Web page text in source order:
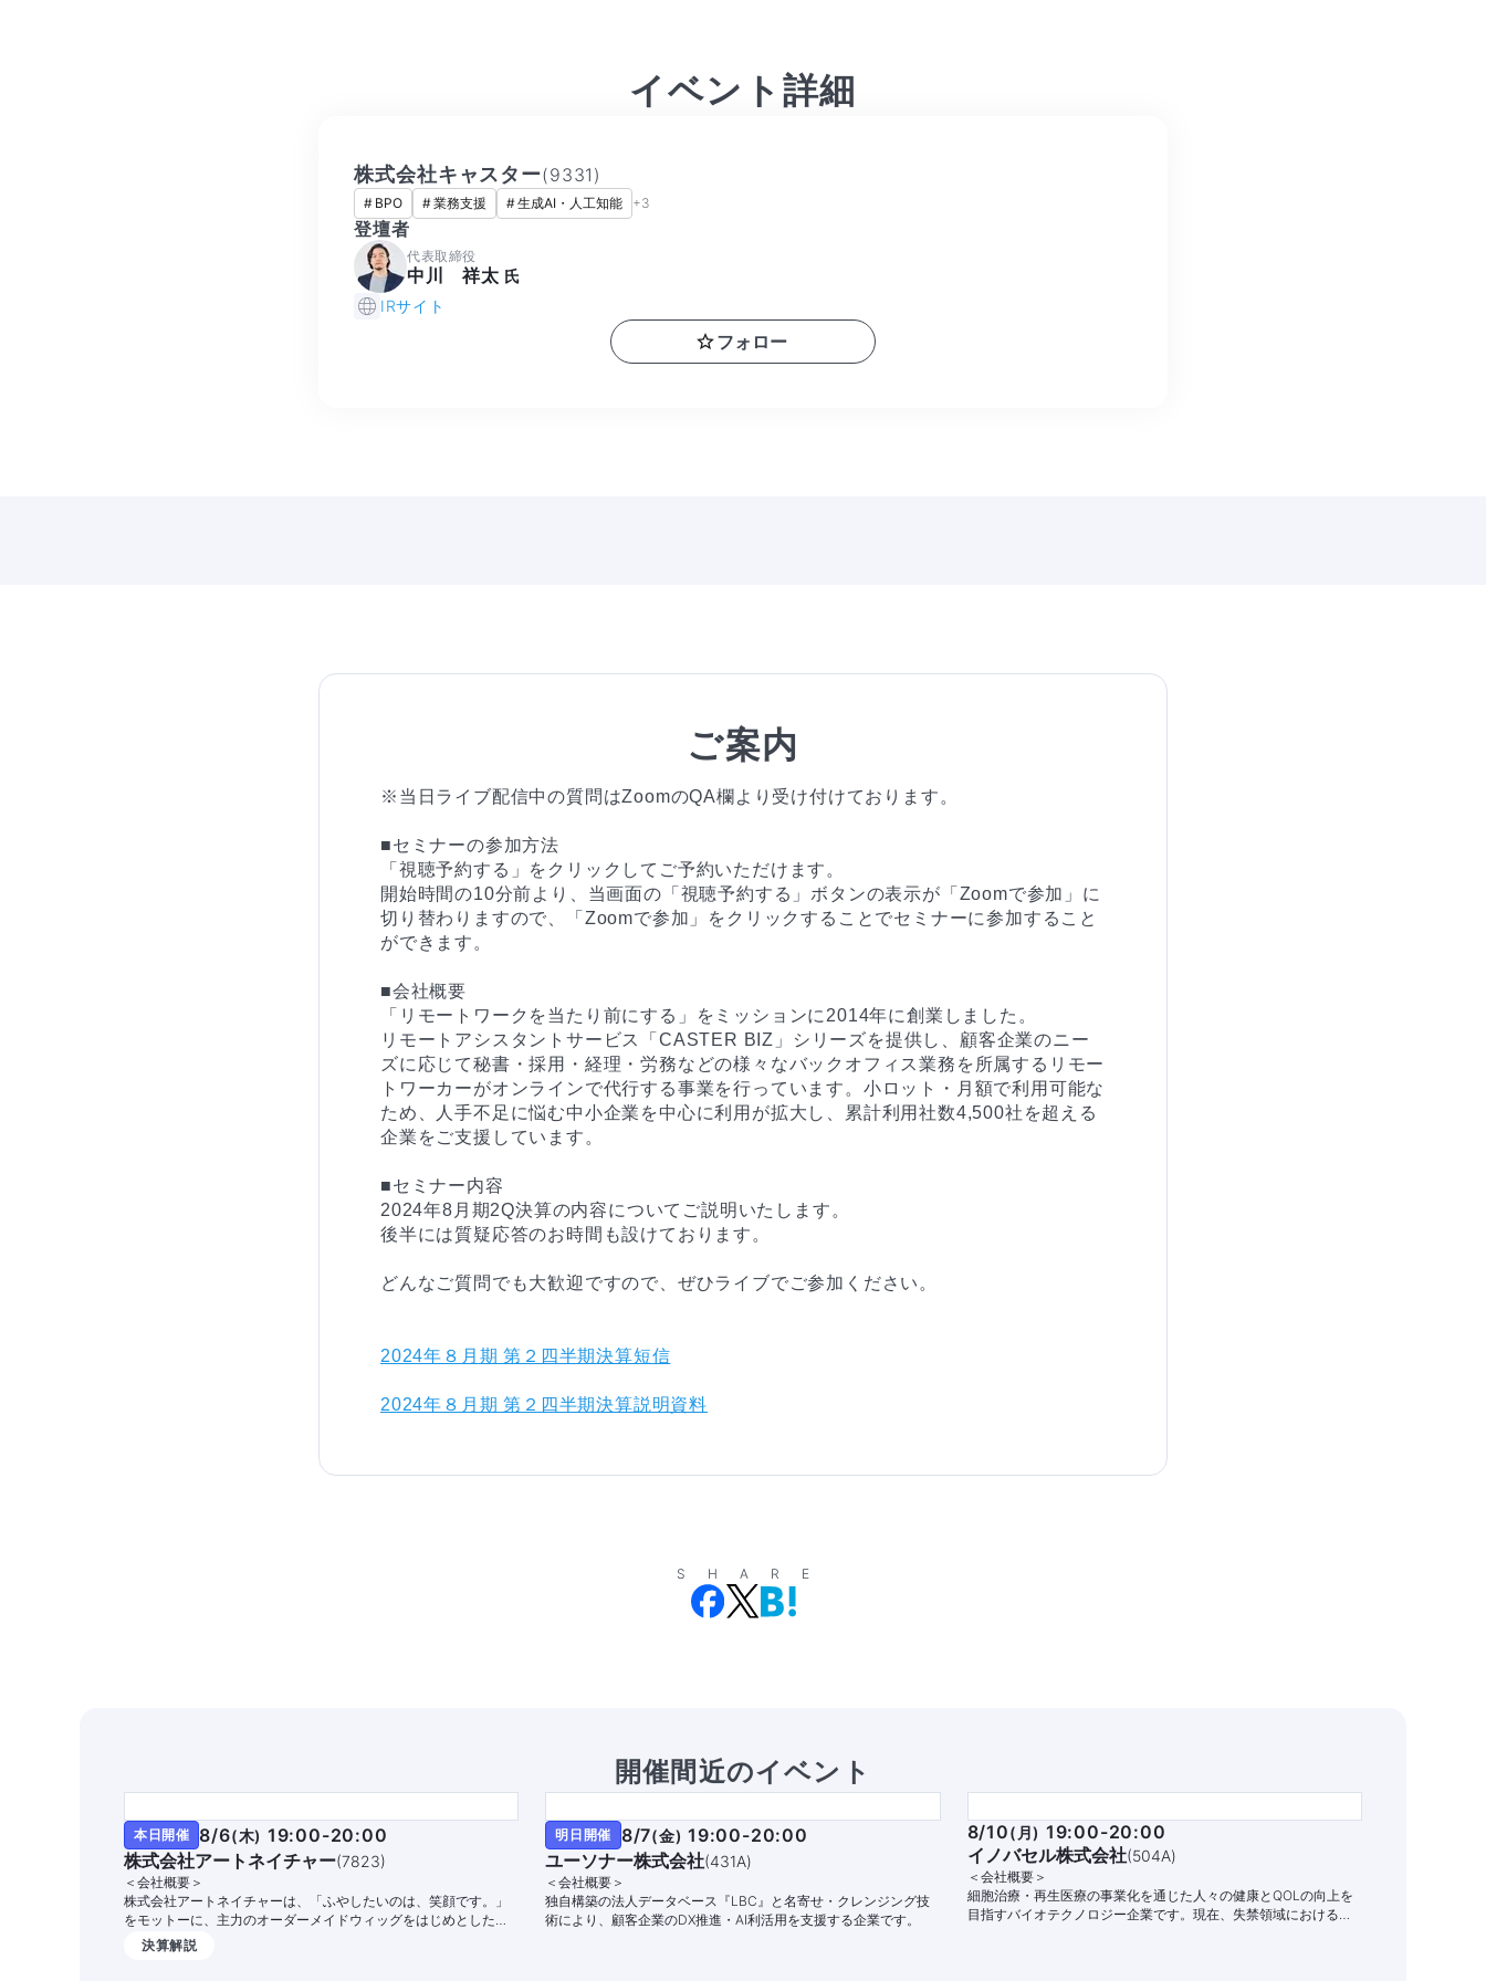
イベント詳細
株式会社キャスター(9331 )
# BPO #業務支援 #生成AI・人工知能 +3
登壇者
代表取締役
中川 祥太 氏
IRサイト
フォロー
ご案内
※当日ライブ配信中の質問はZoomのQA欄より受け付けております。
■セミナーの参加方法
「視聴予約する」をクリックしてご予約いただけます。
開始時間の10分前より、当画面の「視聴予約する」ボタンの表示が「Zoomで参加」に
切り替わりますので、「Zoomで参加」をクリックすることでセミナーに参加すること
ができます。
■会社概要
「リモートワークを当たり前にする」をミッションに2014年に創業しました。
リモートアシスタントサービス「CASTER BIZ」シリーズを提供し、顧客企業のニー
ズに応じて秘書・採用・経理・労務などの様々なバックオフィス業務を所属するリモー
トワーカーがオンラインで代行する事業を行っています。小ロット・月額で利用可能な
ため、人手不足に悩む中小企業を中心に利用が拡大し、累計利用社数4,500社を超える
企業をご支援しています。
■セミナー内容
2024年8月期2Q決算の内容についてご説明いたします。
後半には質疑応答のお時間も設けております。
どんなご質問でも大歓迎ですので、ぜひライブでご参加ください。
2024年８月期 第２四半期決算短信
2024年８月期 第２四半期決算説明資料
SHARE
開催間近のイベント
本日開催 8/6(木) 19:00-20:00
株式会社アートネイチャー(7823)
＜会社概要＞
株式会社アートネイチャーは、「ふやしたいのは、笑顔です。」
をモットーに、主力のオーダーメイドウィッグをはじめとした幅
広い商品・サービスを提供する国内シェアNo.1の総合毛髪企業で
す。
決算解説
明日開催 8/7(金) 19:00-20:00
ユーソナー株式会社(431A)
＜会社概要＞
独自構築の法人データベース『LBC』と名寄せ・クレンジング技
術により、顧客企業のDX推進・AI利活用を支援する企業です。
8/10( 月) 19:00-20:00
イノバセル株式会社(504A)
＜会社概要＞
細胞治療・再生医療の事業化を通じた人々の健康とQOLの向上を
目指すバイオテクノロジー企業です。現在、失禁領域における自